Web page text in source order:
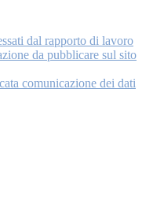
dal rapporto di lavoro
da pubblicare sul sito
comunicazione dei dati